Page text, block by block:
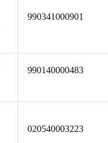
990341000901
990140000483
020540003223